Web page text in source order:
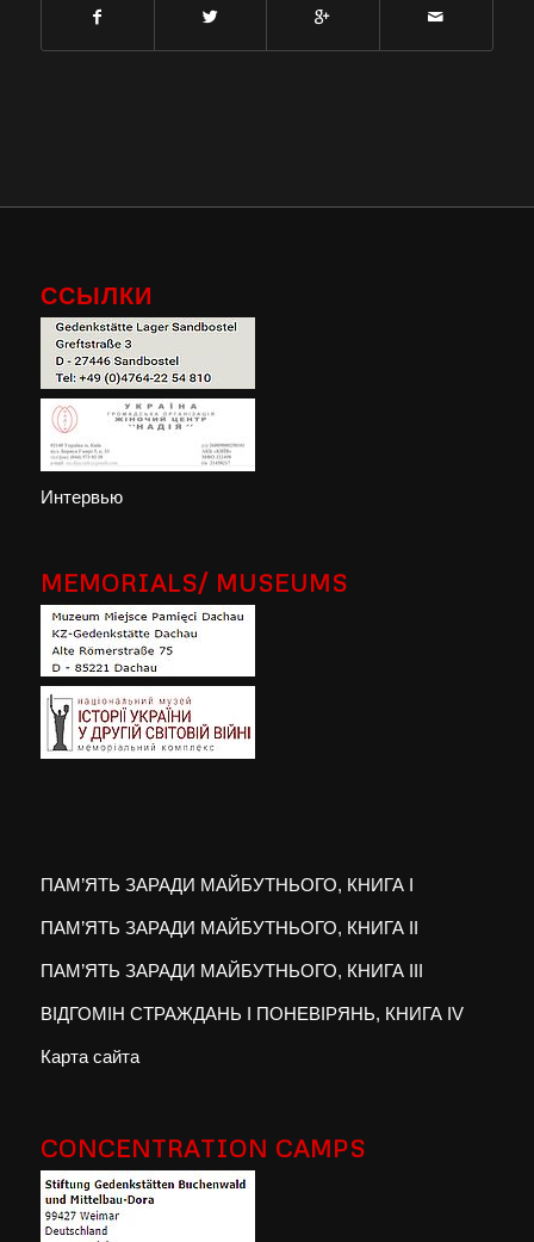
ССЫЛКИ
Интервью
MEMORIALS/ MUSEUMS
ПАМ’ЯТЬ ЗАРАДИ МАЙБУТНЬОГО, КНИГА I
ПАМ’ЯТЬ ЗАРАДИ МАЙБУТНЬОГО, КНИГА II
ПАМ’ЯТЬ ЗАРАДИ МАЙБУТНЬОГО, КНИГА III
ВІДГОМІН СТРАЖДАНЬ І ПОНЕВІРЯНЬ, КНИГА IV
Карта сайта
CONCENTRATION CAMPS